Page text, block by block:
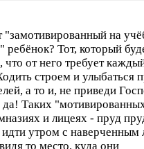
"замотивированный на
Тот, который
что от него требует
строем и улыбаться
а то и, не приведи
Таких
и лицеях - пруд
утром с наверченным
то место, куда они